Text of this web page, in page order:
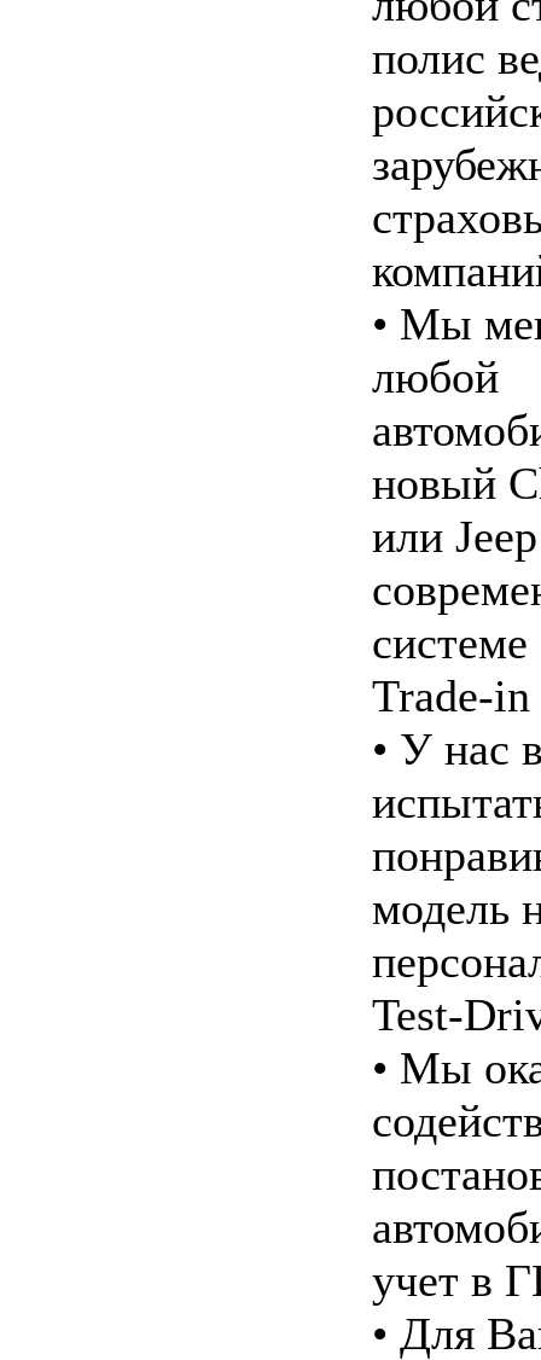
полис
• Мы
любой
новый
или
системе
Trade-in
• У нас
модель
Test-
• Мы
учет в
• Для